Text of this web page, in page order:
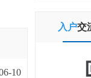
10
入户交